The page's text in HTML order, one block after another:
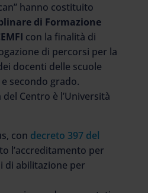
hanno costituito
di Formazione
con la finalità di
di percorsi per la
docenti delle scuole
secondo grado.
Centro è l’Università
con decreto 397 del
l’accreditamento per
di abilitazione per